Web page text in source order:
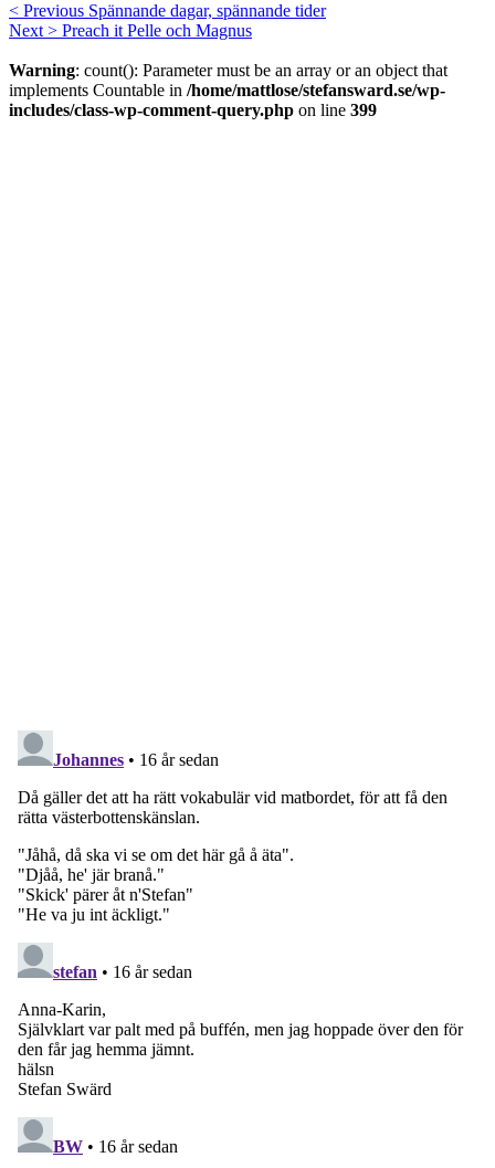
< Previous Spännande dagar, spännande tider
Next > Preach it Pelle och Magnus
Warning: count(): Parameter must be an array or an object that
implements Countable in /home/mattlose/stefansward.se/wp-
includes/class-wp-comment-query.php on line 399